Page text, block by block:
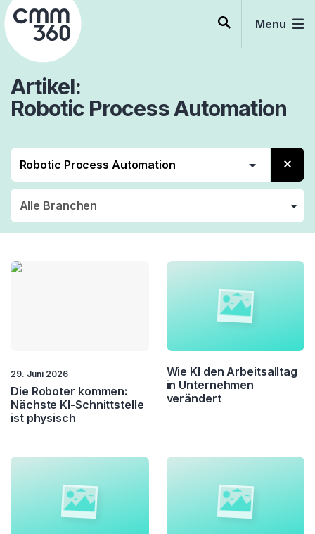
Skip
to
content
Menu
Artikel
Robotic Process Automation
Robotics
Robotic Process
29. Juni 2026
Die Roboter kommen:
Nächste KI-Schnittstelle
ist physisch
Wie KI den Arbeitsalltag
in Unternehmen
verändert